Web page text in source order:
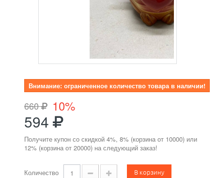
Внимание: ограниченное количество товара в наличии!
660 10%
594
Получите купон со скидкой 4%, 8% (корзина от 10000) или
12% (корзина от 20000) на следующий заказ!
Количество В корзину